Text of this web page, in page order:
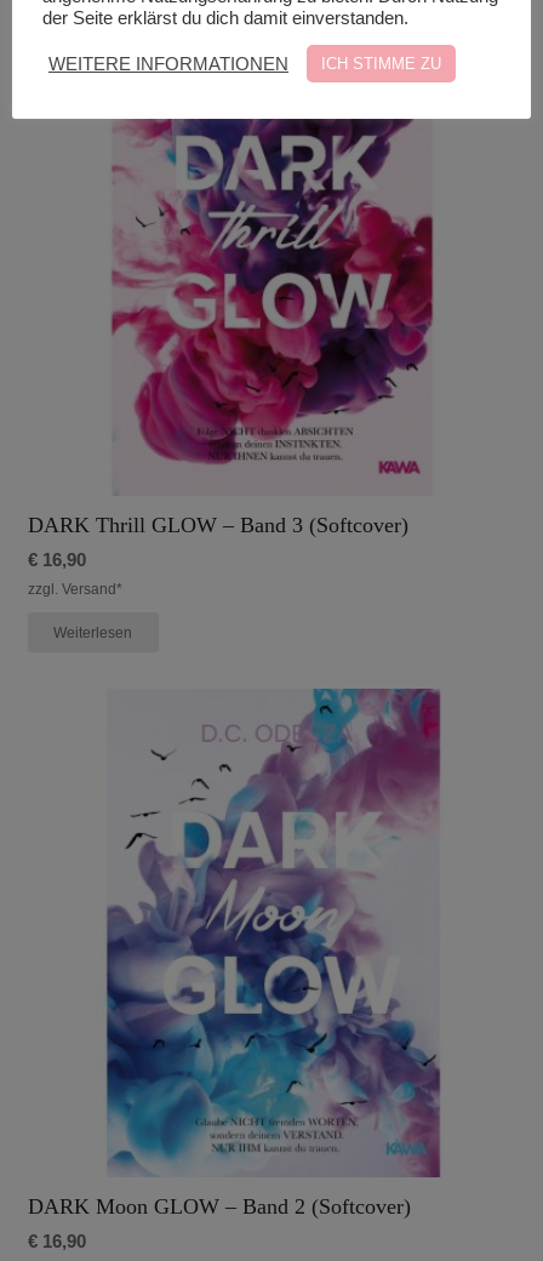
DARK Thrill GLOW – Band 3 (Softcover)
€16,90
zzgl. Versand*
Weiterlesen
DARK Moon GLOW – Band 2 (Softcover)
€16,90
der Seite erklärst du dich damit einverstanden.
WEITERE INFORMATIONEN ICH STIMME ZU